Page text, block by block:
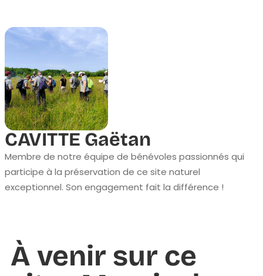
CAVITTE Gaëtan
Membre de notre équipe de bénévoles passionnés qui
participe à la préservation de ce site naturel
exceptionnel. Son engagement fait la différence !
À venir sur ce